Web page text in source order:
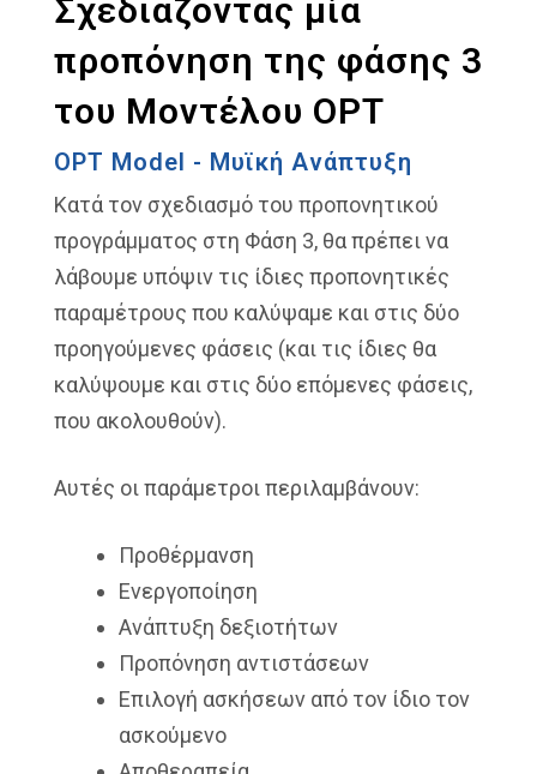
Σχεδιάζοντας μία
προπόνηση της φάσης 3
του Μοντέλου OPT
OPT Model - Μυϊκή Ανάπτυξη
Κατά τον σχεδιασμό του προπονητικού
προγράμματος στη Φάση 3, θα πρέπει να
λάβουμε υπόψιν τις ίδιες προπονητικές
παραμέτρους που καλύψαμε και στις δύο
προηγούμενες φάσεις (και τις ίδιες θα
καλύψουμε και στις δύο επόμενες φάσεις,
που ακολουθούν).
Αυτές οι παράμετροι περιλαμβάνουν:
Προθέρμανση
Ενεργοποίηση
Ανάπτυξη δεξιοτήτων
Προπόνηση αντιστάσεων
Επιλογή ασκήσεων από τον ίδιο τον
ασκούμενο